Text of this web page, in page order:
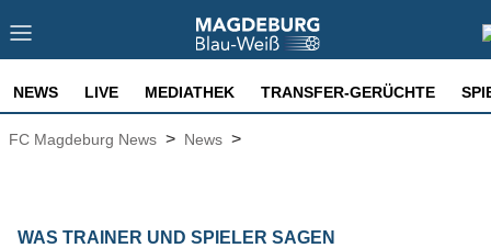
NEWS LIVE MEDIATHEK TRANSFER-GERÜCHTE
FC Magdeburg News > News >
WAS TRAINER UND SPIELER SAGEN